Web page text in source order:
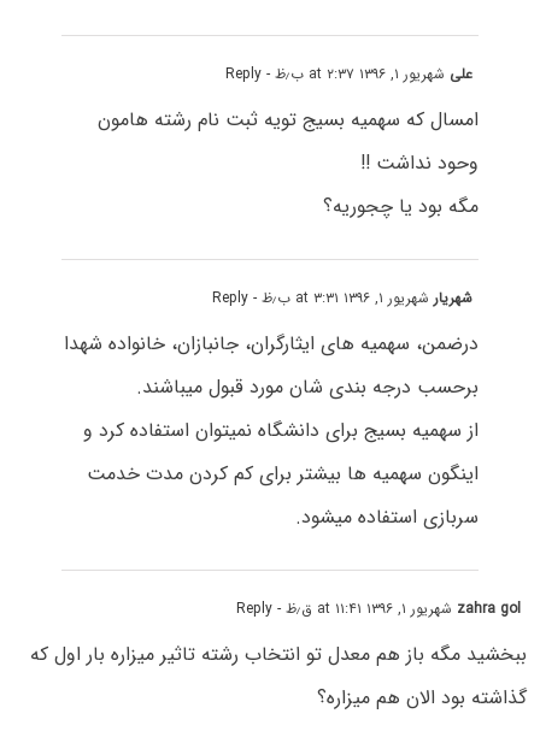
علی شهریور ۱, ۱۳۹۶ at ۲:۳۷ ب٫ظ - Reply
امسال که سهمیه بسیج تویه ثبت نام رشته هامون
وحود نداشت !!
مگه بود یا چجوریه؟
شهریارشهریور ۱, ۱۳۹۶ at ۳:۳۱ ب٫ظ - Reply
درضمن، سهمیه های ایثارگران، جانبازان، خانواده شهدا
برحسب درجه بندی شان مورد قبول میباشند.
از سهمیه بسیج برای دانشگاه نمیتوان استفاده کرد و
اینگون سهمیه ها بیشتر برای کم کردن مدت خدمت
سربازی استفاده میشود.
zahra gol شهریور ۱, ۱۳۹۶ at ۱۱:۴۱ ق٫ظ - Reply
ببخشید مگه باز هم معدل تو انتخاب رشته تاثیر میزاره بار اول که
گذاشته بود الان هم میزاره؟